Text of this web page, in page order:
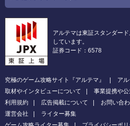
アルテマは東証スタンダー
しています。
証券コード：6578
究極のゲーム攻略サイト『アルテマ』
ア
取材やインタビューについて
事業提携や
利用規約
広告掲載について お問い合
運営会社
ライター募集